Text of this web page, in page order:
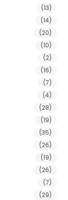
(13)
(14)
(20)
(10)
(2)
(16)
(7)
(4)
(28)
(19)
(35)
(26)
(19)
(26)
(7)
(29)